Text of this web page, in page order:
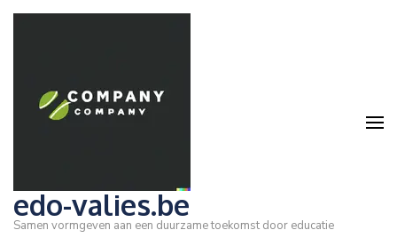
Ga
edo-valies.be
Samen vormgeven aan een duurzame toekomst door educatie